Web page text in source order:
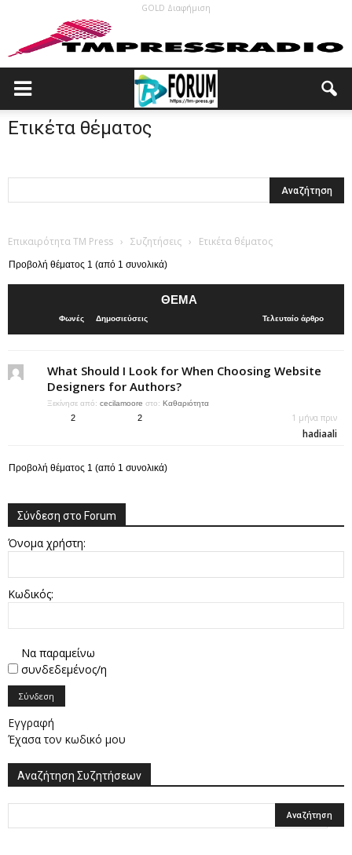
GOLD Διαφήμιση
Ετικέτα θέματος
Επικαιρότητα TM Press › Συζητήσεις › Ετικέτα θέματος
Προβολή θέματος 1 (από 1 συνολικά)
ΘΈΜΑ
Φωνές Δημοσιεύσεις Τελευταίο άρθρο
What Should I Look for When Choosing Website
Designers for Authors?
Ξεκίνησε από: cecilamoore στο: Καθαριότητα
2 2 1 μήνα πριν
hadiaali
Προβολή θέματος 1 (από 1 συνολικά)
Σύνδεση στο Forum
Όνομα χρήστη:
Κωδικός:
Να παραμείνω
συνδεδεμένος/η
Σύνδεση
Εγγραφή
Έχασα τον κωδικό μου
Αναζήτηση Συζητήσεων